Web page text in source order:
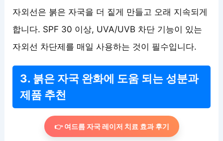
자외선은 붉은 자국을 더 짙게 만들고 오래 지속되게
합니다. SPF 30 이상, UVA/UVB 차단 기능이 있는
자외선 차단제를 매일 사용하는 것이 필수입니다.
3. 붉은 자국 완화에 도움 되는 성분과
제품 추천
👉 여드름 자국 레이저 치료 효과 후기